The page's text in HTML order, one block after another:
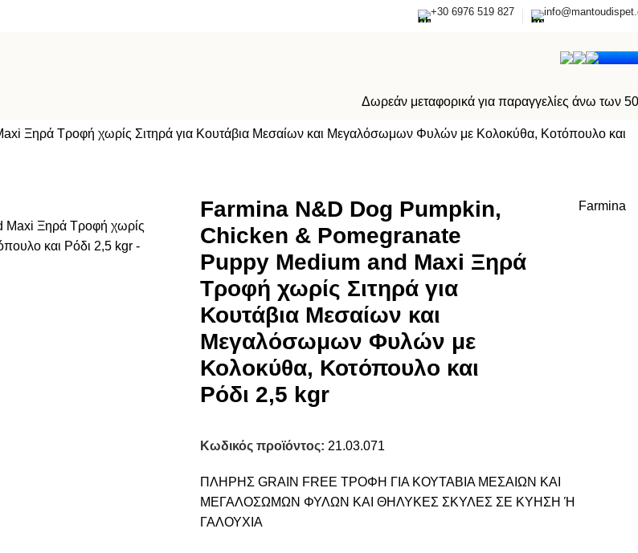
+30 6976 519 827
0,00
Δωρεάν μεταφορικά για παραγγελίες άνω των
Ξηρά Τροφή χωρίς Σιτηρά για Κουτάβια Μεσαίων και Μεγαλόσωμων Φυλών με Κολοκύθα, Κοτόπουλο και
Farmina N&D Dog Pumpkin,
Chicken & Pomegranate
Puppy Medium and Maxi Ξηρά
Τροφή χωρίς Σιτηρά για
Κουτάβια Μεσαίων και
Μεγαλόσωμων Φυλών με
Κολοκύθα, Κοτόπουλο και
Ρόδι 2,5 kgr
Farmina
Κωδικός προϊόντος: 21.03.071
ΠΛΗΡΗΣ GRAIN FREE ΤΡΟΦΗ ΓΙΑ ΚΟΥΤΑΒΙΑ ΜΕΣΑΙΩΝ ΚΑΙ
ΜΕΓΑΛΟΣΩΜΩΝ ΦΥΛΩΝ ΚΑΙ ΘΗΛΥΚΕΣ ΣΚΥΛΕΣ ΣΕ ΚΥΗΣΗ Ή
ΓΑΛΟΥΧΙΑ